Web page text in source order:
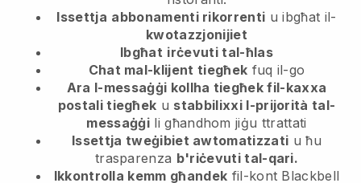
Issettja abbonamenti rikorrenti u ibgħat il-
kwotazzjonijiet
Ibgħat irċevuti tal-ħlas
Chat mal-klijent tiegħek fuq il-go
Ara l-messaġġi kollha tiegħek fil-kaxxa
postali tiegħek u stabbilixxi l-prijorità tal-
messaġġili għandhom jiġu ttrattati
Issettja tweġibiet awtomatizzati u ħu
trasparenza b'riċevuti tal-qari.
Ikkontrolla kemm għandek fil-kont Blackbell